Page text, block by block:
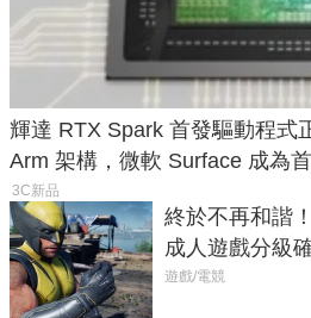
輝達 RTX Spark 首發驅動程式
Arm 架構，微軟 Surface 成為
3C新品
終於不再和諧
成人遊戲分級
首全保留
遊戲/電競